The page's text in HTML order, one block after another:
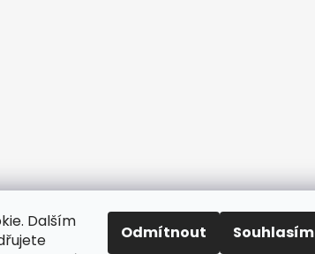
Dalším
Odmítnout Souhlasím
cookies